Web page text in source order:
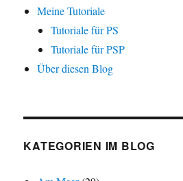
Meine Tutoriale
Tutoriale für PS
Tutoriale für PSP
Über diesen Blog
KATEGORIEN IM BLOG